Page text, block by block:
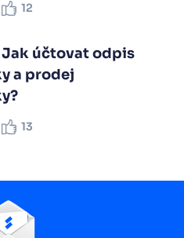
12
Jak účtovat odpis
a prodej
13